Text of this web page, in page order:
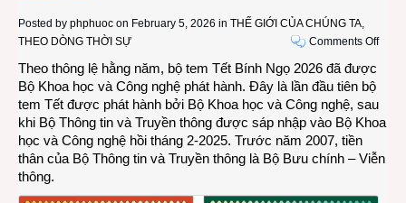
Posted by phphuoc on February 5, 2026 in THẾ GIỚI CỦA CHÚNG TA,
THEO DÒNG THỜI SỰ
Comments Offon
Bính
Ngọ
Theo thông lệ hằng năm, bộ tem Tết Bính Ngọ 2026 đã được
Bộ Khoa học và Công nghệ phát hành. Đây là lần đầu tiên bộ
tem Tết được phát hành bởi Bộ Khoa học và Công nghệ, sau
khi Bộ Thông tin và Truyền thông được sáp nhập vào Bộ Khoa
học và Công nghệ hồi tháng 2-2025. Trước năm 2007, tiền
thân của Bộ Thông tin và Truyền thông là Bộ Bưu chính – Viễn
thông.